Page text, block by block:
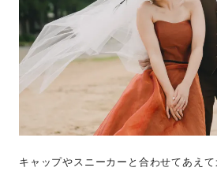
キャップやスニーカーと合わせてあえ